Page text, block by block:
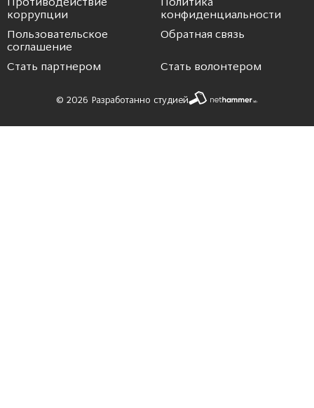
Противодействие
коррупции
Политика
конфиденциальности
Пользовательское
соглашение
Обратная связь
Стать партнером Стать волонтером
© 2026 Разработанно студией